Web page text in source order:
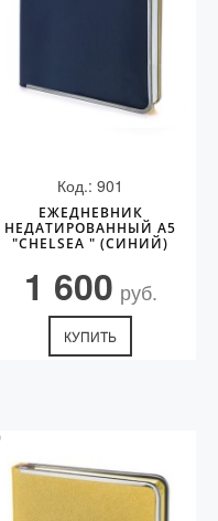
Код.: 901
ЕЖЕДНЕВНИК
НЕДАТИРОВАННЫЙ А5
"CHELSEA " (СИНИЙ)
1 600 руб.
КУПИТЬ